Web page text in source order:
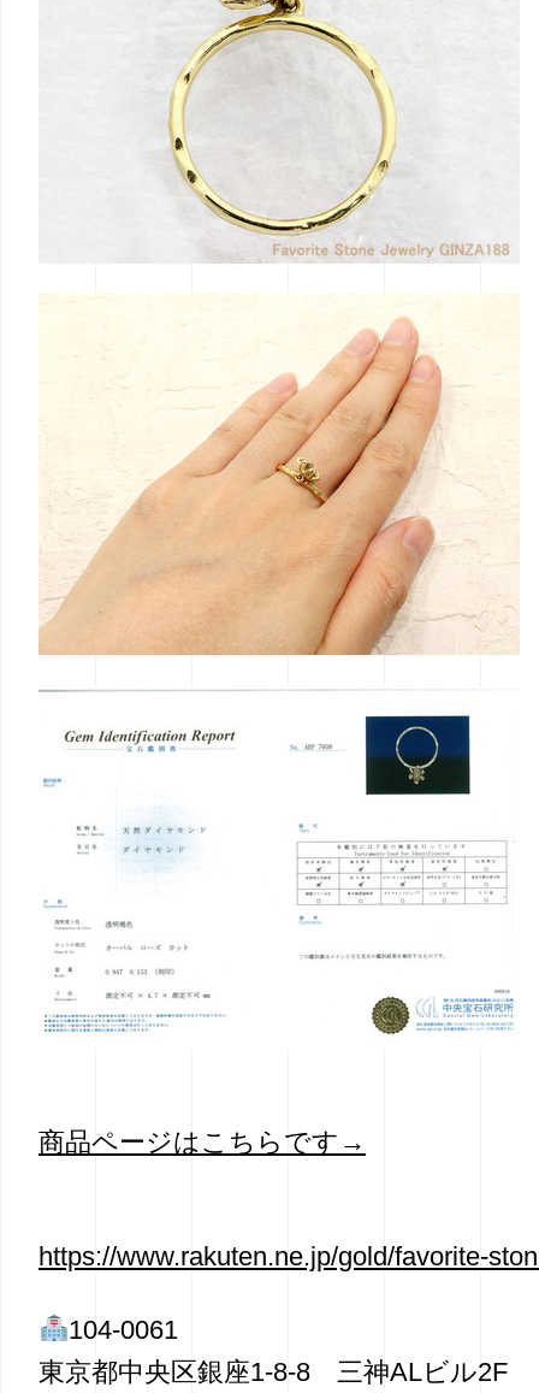
商品ページはこちらです→
https://www.rakuten.ne.jp/gold/favorite-
104-0061
東京都中央区銀座1-8-8 三神ALビル2F